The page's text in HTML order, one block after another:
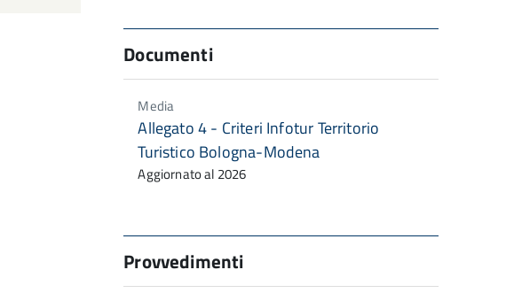
Documenti
Media
Allegato 4 - Criteri Infotur Territorio
Turistico Bologna-Modena
Aggiornato al 2026
Provvedimenti